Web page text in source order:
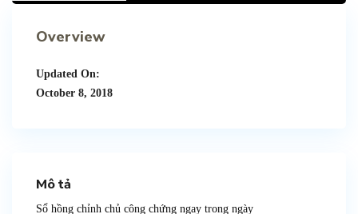
Overview
Updated On:
October 8, 2018
Mô tả
Sổ hồng chỉnh chủ công chứng ngay trong ngày